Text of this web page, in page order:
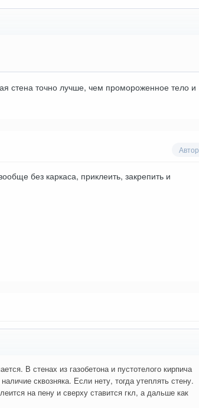
стена точно лучше, чем промороженное тело и
Автор
без каркаса, приклеить, закрепить и
В стенах из газобетона и пустотелого кирпича
сквозняка. Если нету, тогда утеплять стену.
на пену и сверху ставится гкл, а дальше как